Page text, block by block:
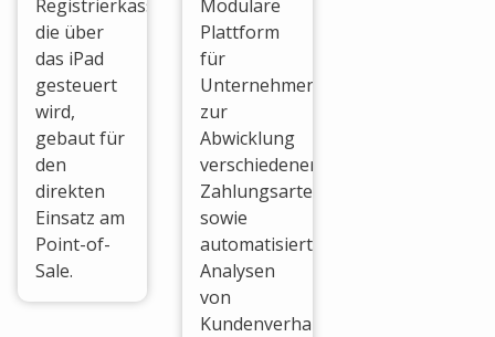
Registrierkasse,
die über
das iPad
gesteuert
wird,
gebaut für
den
direkten
Einsatz am
Point-of-
Sale.
Modulare
Plattform
für
Unternehmen
zur
Abwicklung
verschiedener
Zahlungsarten,
sowie
automatisierter
Analysen
von
Kundenverhalten